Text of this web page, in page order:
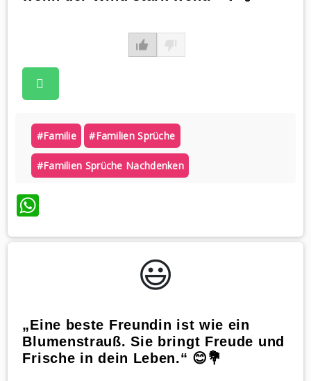
#familie #familien Sprüche
#familien Sprüche Nachdenken
WhatsApp
😃️
„Eine beste Freundin ist wie ein
Blumenstrauß. Sie bringt Freude und
Frische in dein Leben.“ 😊💐